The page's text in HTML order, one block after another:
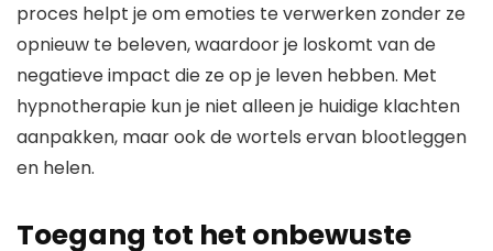
proces helpt je om emoties te verwerken zonder ze
opnieuw te beleven, waardoor je loskomt van de
negatieve impact die ze op je leven hebben. Met
hypnotherapie kun je niet alleen je huidige klachten
aanpakken, maar ook de wortels ervan blootleggen
en helen.
Toegang tot het onbewuste